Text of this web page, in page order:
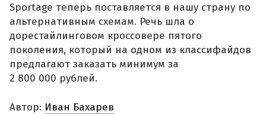
Sportage теперь поставляется в нашу страну по
альтернативным схемам. Речь шла о
дорестайлинговом кроссовере пятого
поколения, который на одном из классифайдов
предлагают заказать минимум за
2 800 000 рублей.
Автор: Иван Бахарев